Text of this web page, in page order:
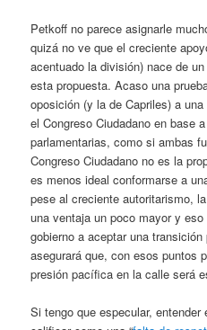
Petkoff no parece asignarle
quizá no ve que el creciente
acentuado la división) nace de
esta propuesta. Acaso una
oposición (y la de Capriles) a
el Congreso Ciudadano en base
parlamentarias, como si ambas
Congreso Ciudadano no es la
es menos ideal conformarse a
pese al creciente autoritarismo,
una ventaja un poco mayor y
gobierno a aceptar una
asegurará que, con esos puntos
presión pacífica en la calle será
Si tengo que especular,